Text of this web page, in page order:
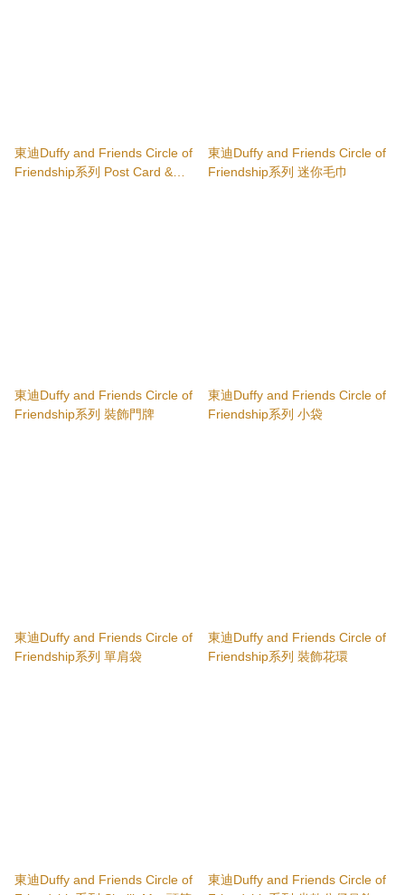
東迪Duffy and Friends Circle of
Friendship系列 Post Card &
東迪Duffy and Friends Circle of
Friendship系列 迷你毛巾
東迪Duffy and Friends Circle of
Friendship系列 裝飾門牌
東迪Duffy and Friends Circle of
Friendship系列 小袋
東迪Duffy and Friends Circle of
Friendship系列 單肩袋
東迪Duffy and Friends Circle of
Friendship系列 裝飾花環
東迪Duffy and Friends Circle of
東迪Duffy and Friends Circle of